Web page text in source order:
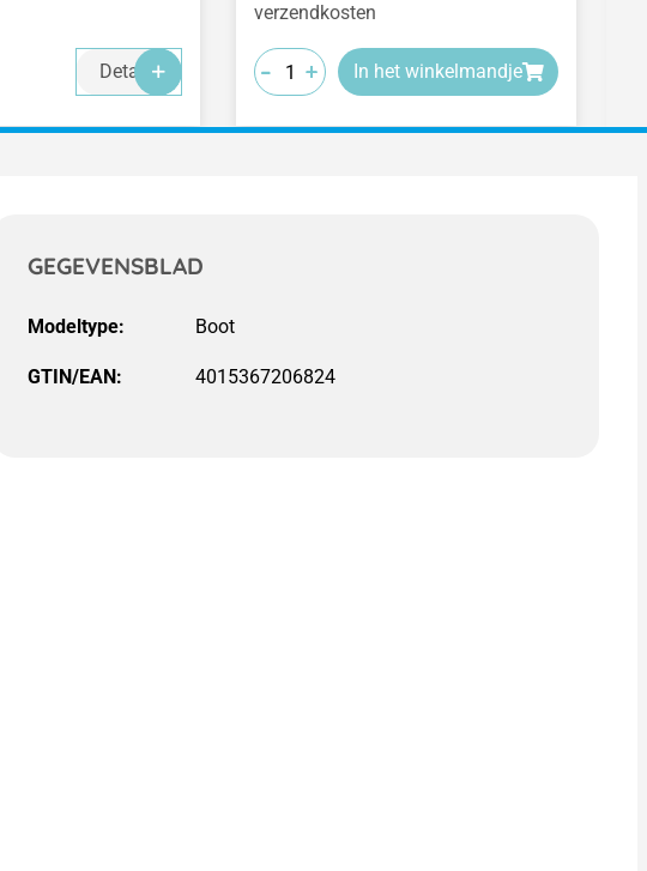
Details
verzendkosten
-
-
- +
+
+ In het winkelmandje
GEGEVENSBLAD
Modeltype: Boot
GTIN/EAN: 4015367206824